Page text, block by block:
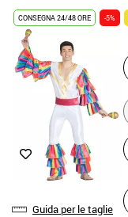
CONSEGNA 24/48 ORE -5%
Guida per le taglie